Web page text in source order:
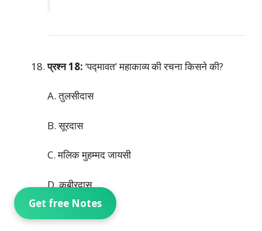
Get free Notes
प्रश्न 18: ‘पद्मावत’ महाकाव्य की रचना किसने की?
A. तुलसीदास
B. सूरदास
C. मलिक मुहम्मद जायसी
D. कबीरदास